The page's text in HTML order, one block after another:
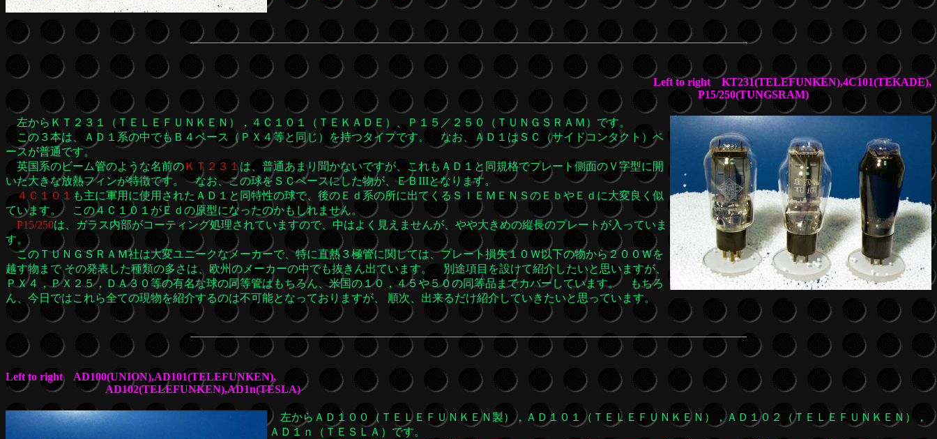
Left to right KT231(TELEFUNKEN),4C101(TEKADE),
P15/250(TUNGSRAM)
左からＫＴ２３１（ＴＥＬＥＦＵＮＫＥＮ），４Ｃ１０１（ＴＥＫＡＤＥ）、Ｐ１５／２５０（ＴＵＮＧＳＲＡＭ）です。
この３本は、ＡＤ１系の中でもＢ４ベース（ＰＸ４等と同じ）を持つタイプです。 なお、ＡＤ１はＳＣ（サイドコンタクト）ベ
ースが普通です。
英国系のビーム管のような名前のＫＴ２３１は、普通あまり聞かないですが、これもＡＤ１と同規格でプレート側面のＶ字型に開
いた大きな放熱フィンが特徴です。 なお、この球をＳＣベースにした物が、ＥＢIIIとなります。
４Ｃ１０１ も主に軍用に使用されたＡＤ１と同特性の球で、後のＥｄ系の所に出てくるＳＩＥＭＥＮＳのＥｂやＥｄに大変良く似
ています。 この４Ｃ１０１がＥｄの原型になったのかもしれません。
P15/250は、ガラス内部がコーティング処理されていますので、中はよく見えませんが、やや大きめの縦長のプレートが入っていま
す。
このＴＵＮＧＳＲＡＭ社は大変ユニークなメーカーで、特に直熱３極管に関しては、プレート損失１０Ｗ以下の物から２００Ｗを
越す物まで その発表した種類の多さは、欧州のメーカーの中でも抜きん出ています。 別途項目を設けて紹介したいと思いますが、
ＰＸ４，ＰＸ２５，ＤＡ３０等の有名な球の同等管はもちろん、米国の１０，４５や５０の同等品までカバーしています。 もちろ
ん、今日ではこれら全ての現物を紹介するのは不可能となっておりますが、 順次、出来るだけ紹介していきたいと思っています。
Left to right AD100(UNION),AD101(TELEFUNKEN),
AD102(TELEFUNKEN),AD1n(TESLA)
左からＡＤ１００（ＴＥＬＥＦＵＮＫＥＮ製），ＡＤ１０１（ＴＥＬＥＦＵＮＫＥＮ），ＡＤ１０２（ＴＥＬＥＦＵＮＫＥＮ），
ＡＤ１ｎ（ＴＥＳＬＡ）です。